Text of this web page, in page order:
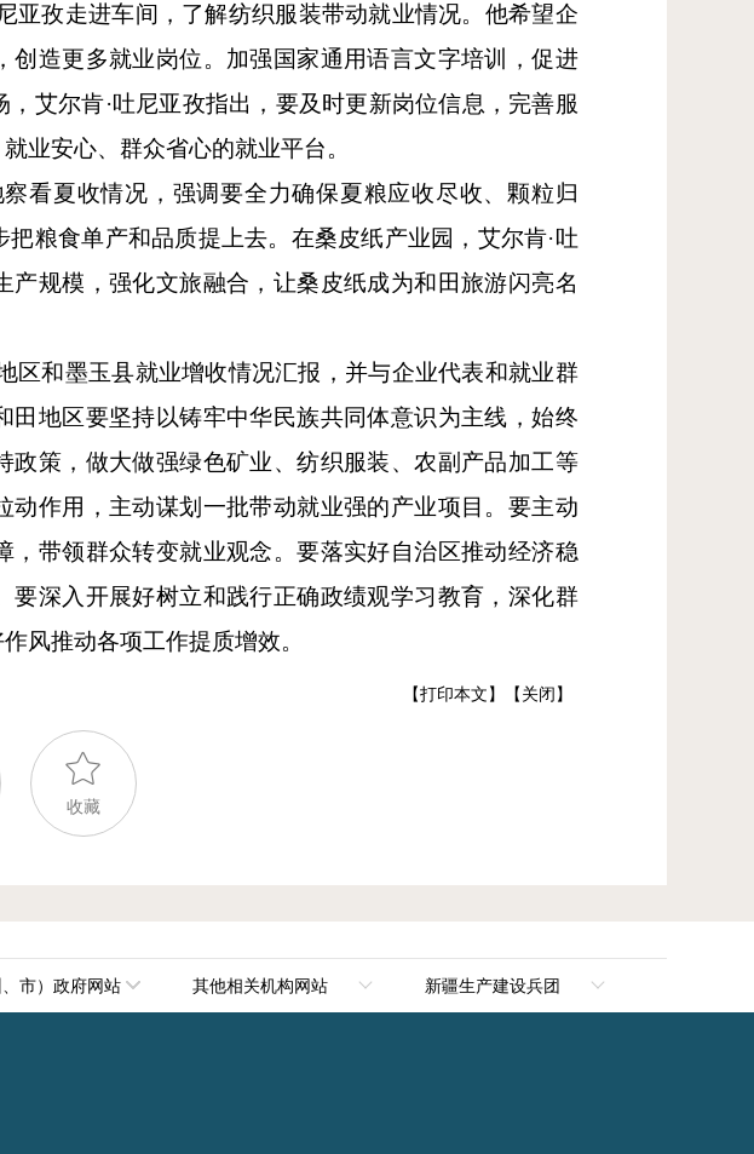
亚孜走进车间，了解纺织服装带动就业情况。他希望企
造更多就业岗位。加强国家通用语言文字培训，促进
艾尔肯·吐尼亚孜指出，要及时更新岗位信息，完善服
业安心、群众省心的就业平台。
看夏收情况，强调要全力确保夏粮应收尽收、颗粒归
粮食单产和品质提上去。在桑皮纸产业园，艾尔肯·吐
规模，强化文旅融合，让桑皮纸成为和田旅游闪亮名
区和墨玉县就业增收情况汇报，并与企业代表和就业群
地区要坚持以铸牢中华民族共同体意识为主线，始终
策，做大做强绿色矿业、纺织服装、农副产品加工等
作用，主动谋划一批带动就业强的产业项目。要主动
带领群众转变就业观念。要落实好自治区推动经济稳
深入开展好树立和践行正确政绩观学习教育，深化群
风推动各项工作提质增效。
【打印本文】 【关闭】
收藏
市）政府网站 其他相关机构网站 新疆生产建设兵团